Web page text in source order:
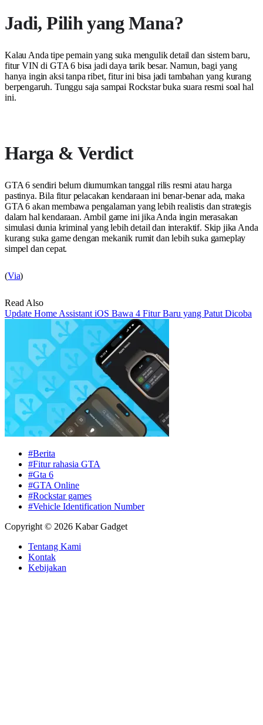
Jadi, Pilih yang Mana?
Kalau Anda tipe pemain yang suka mengulik detail dan sistem baru,
fitur VIN di GTA 6 bisa jadi daya tarik besar. Namun, bagi yang
hanya ingin aksi tanpa ribet, fitur ini bisa jadi tambahan yang kurang
berpengaruh. Tunggu saja sampai Rockstar buka suara resmi soal hal
ini.
Harga & Verdict
GTA 6 sendiri belum diumumkan tanggal rilis resmi atau harga
pastinya. Bila fitur pelacakan kendaraan ini benar-benar ada, maka
GTA 6 akan membawa pengalaman yang lebih realistis dan strategis
dalam hal kendaraan. Ambil game ini jika Anda ingin merasakan
simulasi dunia kriminal yang lebih detail dan interaktif. Skip jika Anda
kurang suka game dengan mekanik rumit dan lebih suka gameplay
simpel dan cepat.
(Via)
Read Also
Update Home Assistant iOS Bawa 4 Fitur Baru yang Patut Dicoba
#Berita
#Fitur rahasia GTA
#Gta 6
#GTA Online
#Rockstar games
#Vehicle Identification Number
Copyright © 2026 Kabar Gadget
Tentang Kami
Kontak
Kebijakan